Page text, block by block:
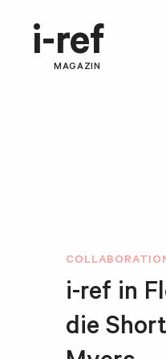
i-ref
MAGAZIN
i-ref in
die